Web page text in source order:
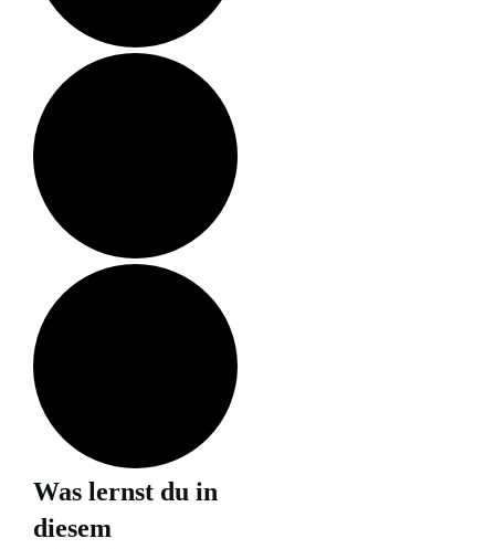
Was lernst du in
diesem